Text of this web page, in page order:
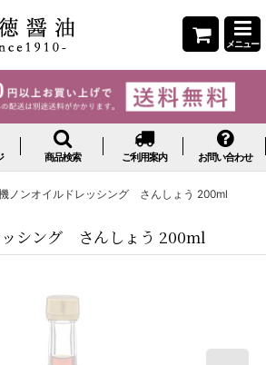
メニュー
商品検索 ご利用案内 お問い合わせ
ノンオイルドレッシング さんしょう 200ml
ッシング さんしょう 200ml